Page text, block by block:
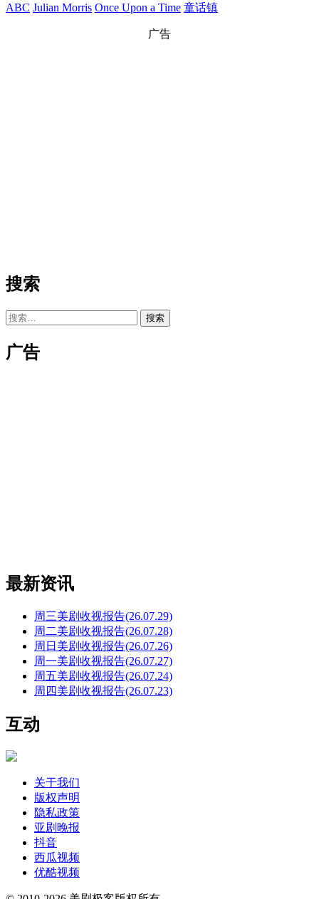
ABC Julian Morris Once Upon a Time 童话镇
广告
搜索
搜
广告
最新资讯
周三美剧收视报告(26.07.29)
周二美剧收视报告(26.07.28)
周日美剧收视报告(26.07.26)
周一美剧收视报告(26.07.27)
周五美剧收视报告(26.07.24)
周四美剧收视报告(26.07.23)
互动
关于我们
版权声明
隐私政策
亚剧晚报
抖音
西瓜视频
优酷视频